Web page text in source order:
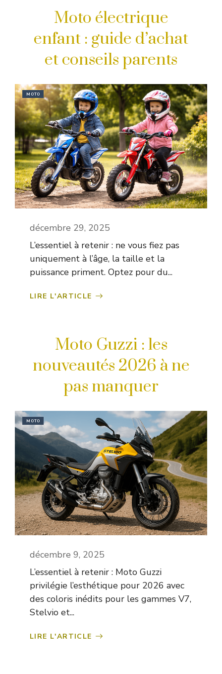
Moto électrique
enfant : guide d’achat
et conseils parents
MOTO
décembre 29, 2025
L’essentiel à retenir : ne vous fiez pas
uniquement à l’âge, la taille et la
puissance priment. Optez pour du...
LIRE L'ARTICLE
Moto Guzzi : les
nouveautés 2026 à ne
pas manquer
MOTO
décembre 9, 2025
L’essentiel à retenir : Moto Guzzi
privilégie l’esthétique pour 2026 avec
des coloris inédits pour les gammes V7,
Stelvio et...
LIRE L'ARTICLE